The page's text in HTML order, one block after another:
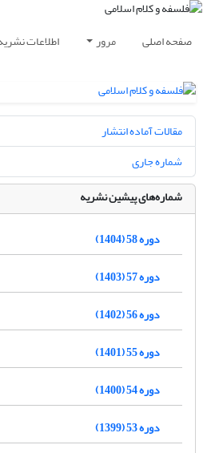
صفحه اصلی مرور اطلاعات
مقالات آماده انتشار
شماره جاری
شماره‌های پیشین نشریه
دوره 58 (1404)
دوره 57 (1403)
دوره 56 (1402)
دوره 55 (1401)
دوره 54 (1400)
دوره 53 (1399)